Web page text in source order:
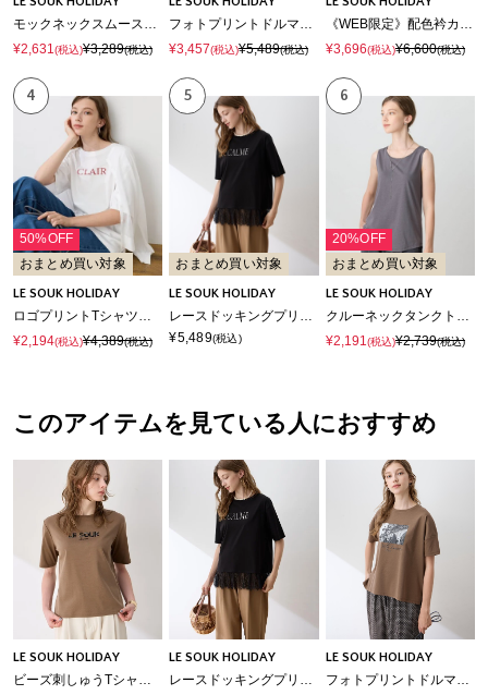
モックネックスムースTシャツ【接触冷感・吸水速乾】
¥2,631 (税込)¥3,289(税込)
フォトプリントドルマンTシャツ【接触冷感・吸水速乾】
¥3,457(税込)¥5,489(税込)
《WEB限定》配色衿カットジャガードプルオーバー
¥3,696(税込)¥6,600(税込)
4
50%OFF
おまとめ買い対象
LE SOUK HOLIDAY
ロゴプリントTシャツ【接触冷感・吸水速乾】
¥2,194(税込)¥4,389(税込)
5
おまとめ買い対象
LE SOUK HOLIDAY
レースドッキングプリントTシャツ【接触冷感・吸水速乾】
¥5,489(税込)
6
20%OFF
おまとめ買い対象
LE SOUK HOLIDAY
クルーネックタンクトップ【接触冷感・吸水速乾】
¥2,191 (税込)¥2,739(税込)
このアイテムを見ている人におすすめ
LE SOUK HOLIDAY
ビーズ刺しゅうTシャツ【接触冷感・吸水速乾】
LE SOUK HOLIDAY
レースドッキングプリントTシャツ【接触冷感・吸水速乾】
LE SOUK HOLIDAY
フォトプリントドルマンTシャツ【接触冷感・吸水速乾】